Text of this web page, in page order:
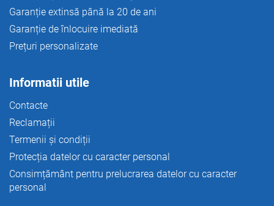
Garanție extinsă până la 20 de ani
Garanție de înlocuire imediată
Prețuri personalizate
Informatii utile
Contacte
Reclamații
Termenii și condiții
Protecția datelor cu caracter personal
Consimțământ pentru prelucrarea datelor cu caracter
personal